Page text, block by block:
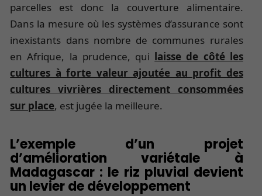
parcelles est donc la couverture alimentaire.
Dans la mesure où les systèmes d’assurance sont
inexistants dans nombre de communes rurales
en Afrique, la prudence, qui laisse de côté les
cultures à forte valeur ajoutée au profit des
cultures vivrières directement consommées
sur place, est jugée la meilleure.
L’exemple d’un projet
d’amélioration variétale à
Madagascar : le riz pluvial devient
un levier de développement